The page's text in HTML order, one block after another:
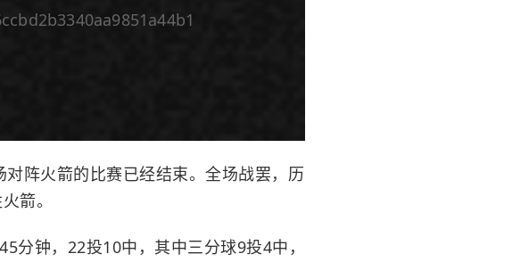
对阵火箭的比赛已经结束。全场战罢，历
箭。
分钟，22投10中，其中三分球9投4中，